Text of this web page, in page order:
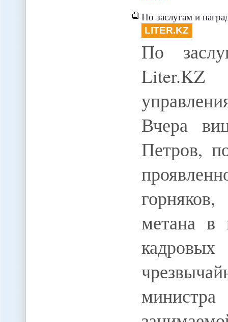
По заслугам и
LITER.KZ
По
Liter.KZ
Вчера
Петров,
метана в